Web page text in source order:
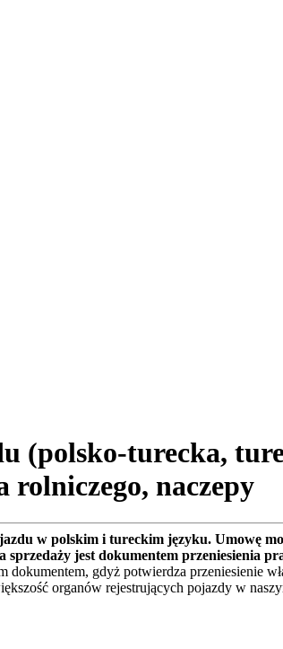
(polsko-turecka,
rolniczego, naczepy
w polskim i tureckim języku. Umowę
jest dokumentem przeniesienia
gdyż potwierdza przeniesienie
organów rejestrujących pojazdy w